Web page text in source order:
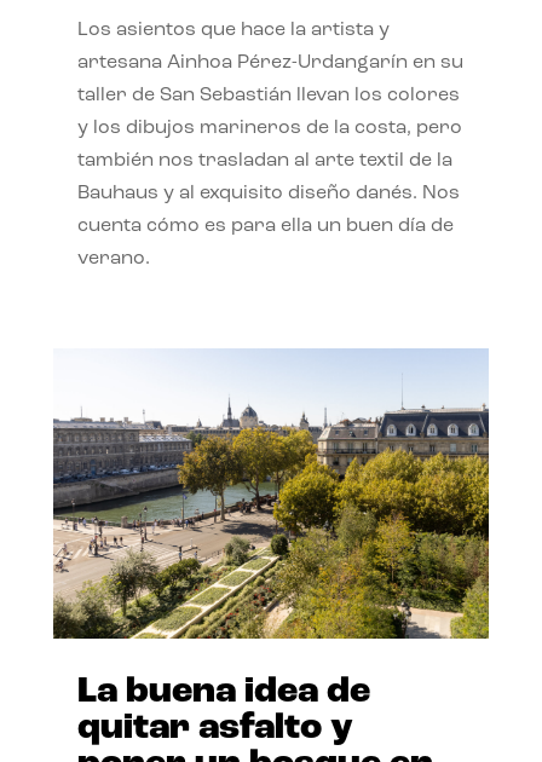
Los asientos que hace la artista y
artesana Ainhoa Pérez-Urdangarín en su
taller de San Sebastián llevan los colores
y los dibujos marineros de la costa, pero
también nos trasladan al arte textil de la
Bauhaus y al exquisito diseño danés. Nos
cuenta cómo es para ella un buen día de
verano.
La buena idea de
quitar asfalto y